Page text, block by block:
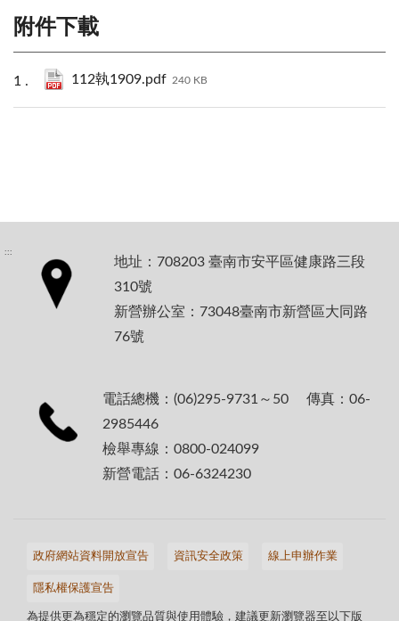
附件下載
112執1909.pdf 240 KB
:::
地址：708203 臺南市安平區健康路三段
310號
新營辦公室：73048臺南市新營區大同路
76號
電話總機：(06)295-9731～50 傳真：06-
2985446
檢舉專線：0800-024099
新營電話：06-6324230
政府網站資料開放宣告 資訊安全政策 線上申辦作業
隱私權保護宣告
為提供更為穩定的瀏覽品質與使用體驗，建議更新瀏覽器至以下版